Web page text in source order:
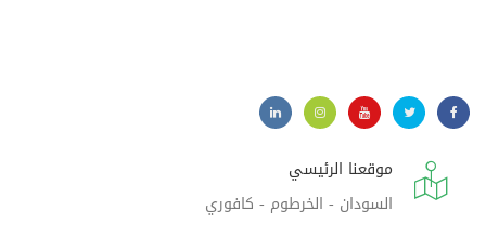
موقعنا الرئيسي
السودان - الخرطوم - كافوري